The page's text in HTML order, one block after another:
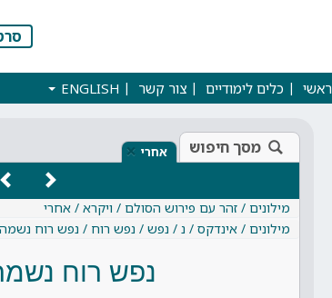
ראשי כלים לימודיים צור קשר ENGLISH
מסך חיפוש אחרי ×
מילונים / זהר עם פירוש הסולם / ויקרא / אחרי
מילונים / אינדקס / נ / נפש / נפש רוח / נפש רוח נשמה
נפש רוח